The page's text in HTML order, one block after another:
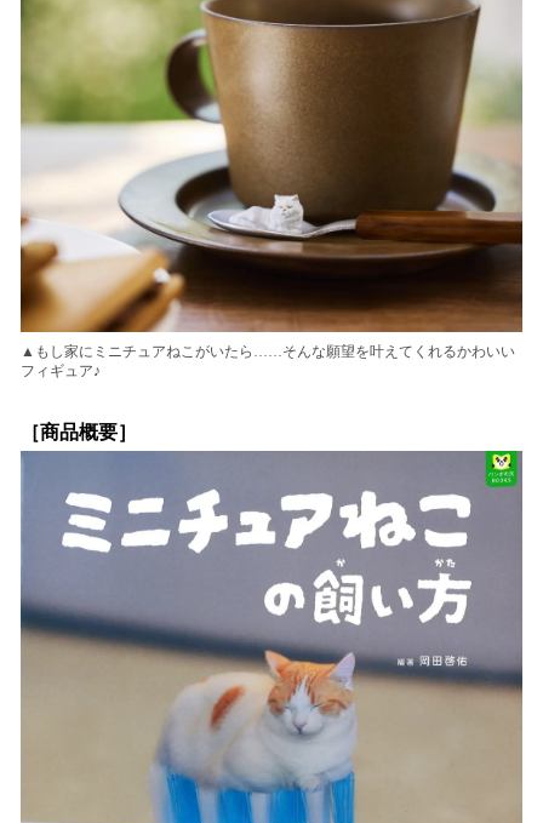
▲もし家にミニチュアねこがいたら……そんな願望を叶えてくれるかわいい
フィギュア♪
［商品概要］